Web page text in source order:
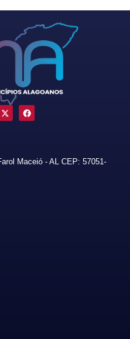
Maceió - AL CEP: 57051-